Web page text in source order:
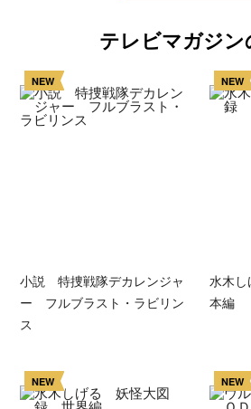
テレビマガジン
NEW
小説 特捜戦隊デカレンジャ
ー フルブラスト・ラビリン
ス
NEW
水木
本編
NEW NEW